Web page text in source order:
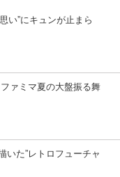
い”にキュンが止まら
ァミマ夏の大盤振る舞
た”レトロフューチャ